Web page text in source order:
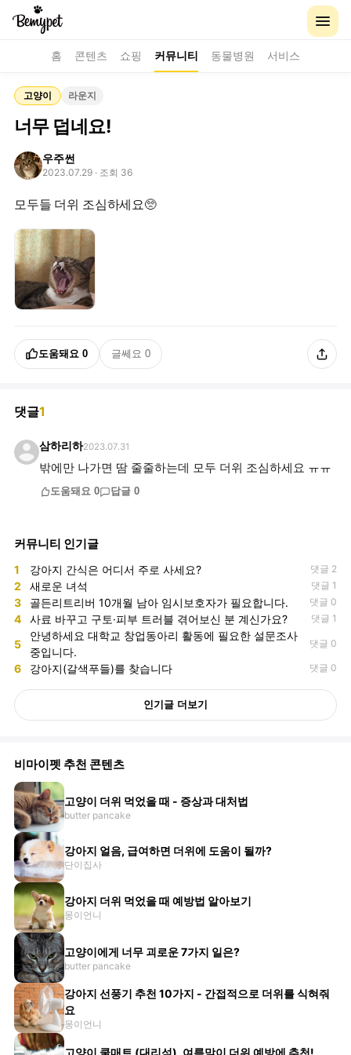
홈 콘텐츠 쇼핑 커뮤니티 동물병원 서비스
고양이 라운지
너무 덥네요!
우주썬
2023.07.29 · 조회 36
모두들 더위 조심하세요🥺
도움돼요 0 글쎄요 0
댓글1
삼하리하2023.07.31
밖에만 나가면 땀 줄줄하는데 모두 더위 조심하세요 ㅠㅠ
도움돼요 0 답글 0
커뮤니티 인기글
1 강아지 간식은 어디서 주로 사세요? 댓글 2
2 새로운 녀석 댓글 1
3 골든리트리버 10개월 남아 임시보호자가 필요합니다. 댓글 0
4 사료 바꾸고 구토·피부 트러블 겪어보신 분 계신가요? 댓글 1
5
안녕하세요 대학교 창업동아리 활동에 필요한 설문조사
중입니다.
댓글 0
6 강아지(갈색푸들)를 찾습니다 댓글 0
인기글 더보기
비마이펫 추천 콘텐츠
고양이 더위 먹었을 때 - 증상과 대처법
butter pancake
강아지 얼음, 급여하면 더위에 도움이 될까?
단이집사
강아지 더위 먹었을 때 예방법 알아보기
몽이언니
고양이에게 너무 괴로운 7가지 일은?
butter pancake
강아지 선풍기 추천 10가지 - 간접적으로 더위를 식혀줘
요
몽이언니
고양이 쿨매트 (대리석), 여름맞이 더위 예방에 추천!